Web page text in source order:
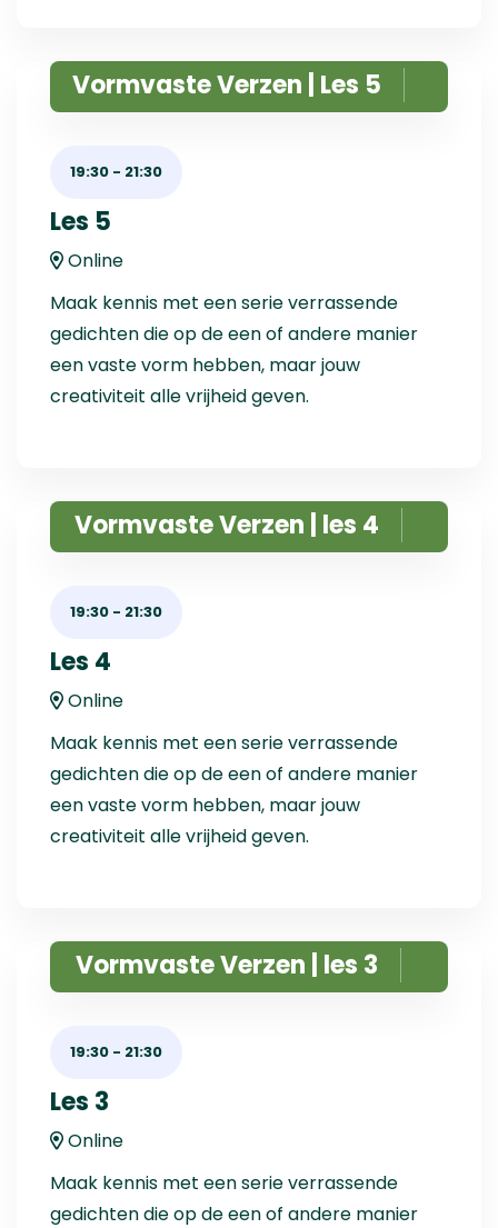
Vormvaste Verzen | Les 5
19:30 - 21:30
Les 5
Online
Maak kennis met een serie verrassende
gedichten die op de een of andere manier
een vaste vorm hebben, maar jouw
creativiteit alle vrijheid geven.
Vormvaste Verzen | les 4
19:30 - 21:30
Les 4
Online
Maak kennis met een serie verrassende
gedichten die op de een of andere manier
een vaste vorm hebben, maar jouw
creativiteit alle vrijheid geven.
Vormvaste Verzen | les 3
19:30 - 21:30
Les 3
Online
Maak kennis met een serie verrassende
gedichten die op de een of andere manier